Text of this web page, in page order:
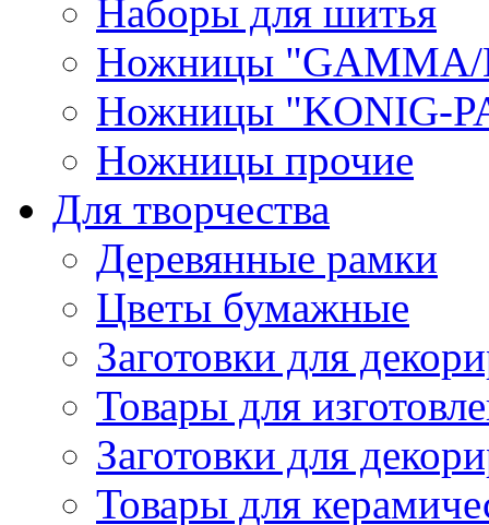
Наборы для шитья
Ножницы "GAMMA/
Ножницы "KONIG-
Ножницы прочие
Для творчества
Деревянные рамки
Цветы бумажные
Заготовки для
Товары для
Заготовки для
Товары для